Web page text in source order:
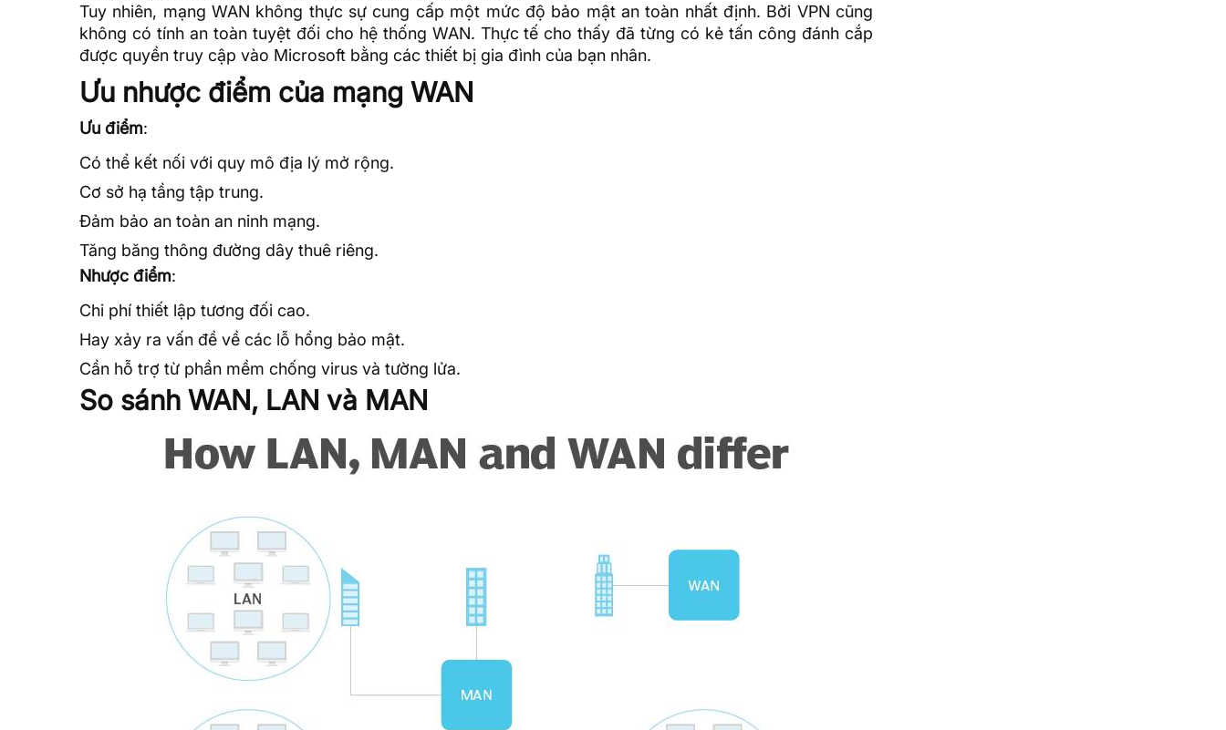
Tuy nhiên, mạng WAN không thực sự cung cấp một mức độ bảo mật an toàn nhất định. Bởi VPN cũng
không có tính an toàn tuyệt đối cho hệ thống WAN. Thực tế cho thấy đã từng có kẻ tấn công đánh cắp
được quyền truy cập vào Microsoft bằng các thiết bị gia đình của bạn nhân.
Ưu nhược điểm của mạng WAN
Ưu điểm:
Có thể kết nối với quy mô địa lý mở rộng.
Cơ sở hạ tầng tập trung.
Đảm bảo an toàn an ninh mạng.
Tăng băng thông đường dây thuê riêng.
Nhược điểm:
Chi phí thiết lập tương đối cao.
Hay xảy ra vấn đề về các lỗ hổng bảo mật.
Cần hỗ trợ từ phần mềm chống virus và tường lửa.
So sánh WAN, LAN và MAN